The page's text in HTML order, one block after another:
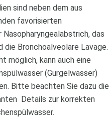
sind neben dem aus
favorisierten
Nasopharyngealabstrich, das
die Bronchoalveoläre Lavage.
möglich, kann auch eine
(Gurgelwasser)
Bitte beachten Sie dazu die
Details zur korrekten